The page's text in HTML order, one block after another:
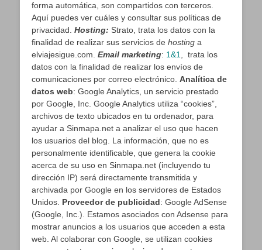
forma automática, son compartidos con terceros.
Aquí puedes ver cuáles y consultar sus políticas de
privacidad. Hosting: Strato, trata los datos con la
finalidad de realizar sus servicios de hosting a
elviajesigue.com. Email marketing: 1&1
, trata los
datos con la finalidad de realizar los envíos de
comunicaciones por correo electrónico. Analítica de
datos web: Google Analytics, un servicio prestado
por Google, Inc. Google Analytics utiliza “cookies”,
archivos de texto ubicados en tu ordenador, para
ayudar a Sinmapa.net a analizar el uso que hacen
los usuarios del blog. La información, que no es
personalmente identificable, que genera la cookie
acerca de su uso en Sinmapa.net (incluyendo tu
dirección IP) será directamente transmitida y
archivada por Google en los servidores de Estados
Unidos. Proveedor de publicidad: Google AdSense
(Google, Inc.). Estamos asociados con Adsense para
mostrar anuncios a los usuarios que acceden a esta
web. Al colaborar con Google, se utilizan cookies